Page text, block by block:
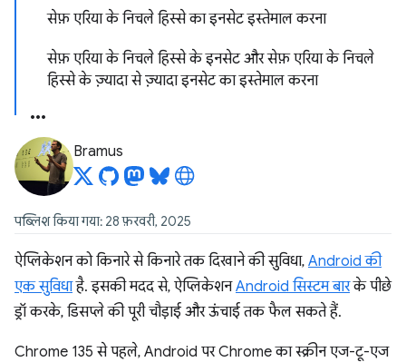
सेफ़ एरिया के निचले हिस्से का इनसेट इस्तेमाल करना
सेफ़ एरिया के निचले हिस्से के इनसेट और सेफ़ एरिया के निचले
हिस्से के ज़्यादा से ज़्यादा इनसेट का इस्तेमाल करना
Bramus
पब्लिश किया गया: 28 फ़रवरी, 2025
ऐप्लिकेशन को किनारे से किनारे तक दिखाने की सुविधा, Android की
एक सुविधाहै. इसकी मदद से, ऐप्लिकेशनAndroid सिस्टम बारके पीछे
ड्रॉ करके, डिसप्ले की पूरी चौड़ाई और ऊंचाई तक फैल सकते हैं.
Chrome 135 से पहले, Android पर Chrome का स्क्रीन एज-टू-एज